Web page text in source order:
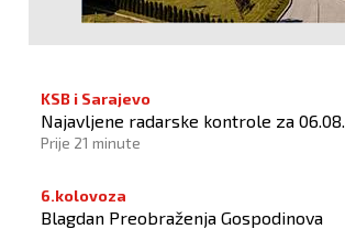
KSB i Sarajevo
Najavljene radarske kontrole za 06.08.
Prije 21 minute
6.kolovoza
Blagdan Preobraženja Gospodinova